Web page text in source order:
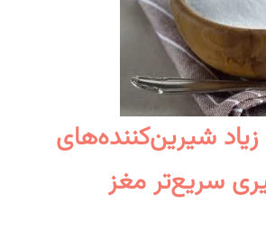
شیرین‌کننده‌های
سریع‌تر مغز